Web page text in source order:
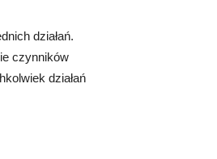
działań.
czynników
działań